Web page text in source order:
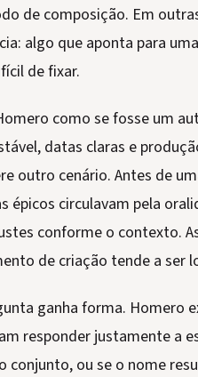
de composição. Em
algo que aponta para
de fixar.
como se fosse um
datas claras e
outro cenário. Antes de
circulavam pela
conforme o contexto.
de criação tende a ser
ganha forma. Homero
responder justamente a
conjunto, ou se o nome